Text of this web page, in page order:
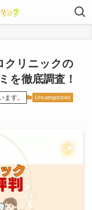
クリニックの
を徹底調査！
す。 Uncategorized